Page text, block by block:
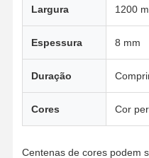
Largura 1200
Espessura 8 mm
Duração
Cores Cor
Centenas de cores podem